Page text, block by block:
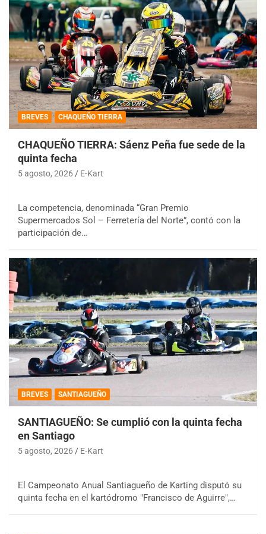
BREVES CHAQUEÑO TIERRA
CHAQUEÑO TIERRA: Sáenz Peña fue sede de la
quinta fecha
5 agosto, 2026 E-Kart
La competencia, denominada “Gran Premio
Supermercados Sol – Ferretería del Norte”, contó con la
participación de…
BREVES SANTIAGUEÑO
SANTIAGUEÑO: Se cumplió con la quinta fecha
en Santiago
5 agosto, 2026 E-Kart
El Campeonato Anual Santiagueño de Karting disputó su
quinta fecha en el kartódromo "Francisco de Aguirre",…